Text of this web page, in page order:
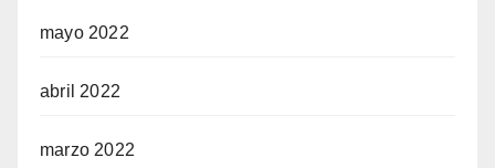
mayo 2022
abril 2022
marzo 2022